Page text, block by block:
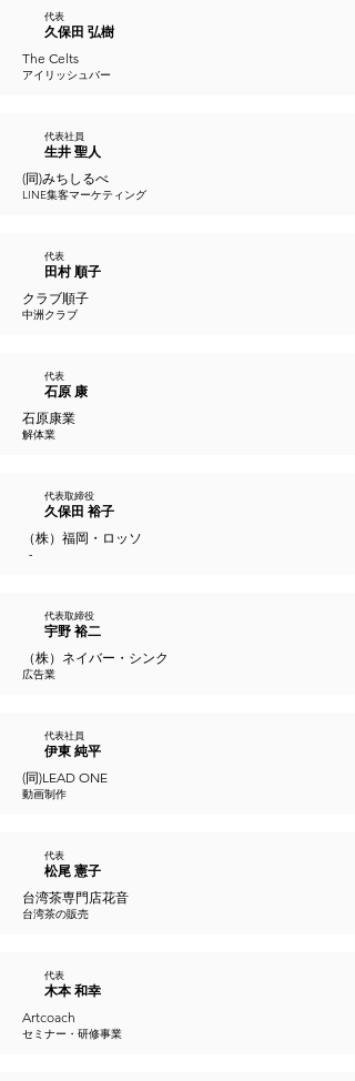
代表
久保田 弘樹
The Celts
アイリッシュバー
代表社員
生井 聖人
(同)みちしるべ
LINE集客マーケティング
代表
田村 順子
クラブ順子
中洲クラブ
代表
石原 康
石原康業
解体業
代表取締役
久保田 裕子
（株）福岡・ロッソ
​-​
代表取締役
宇野 裕二
（株）ネイバー・シンク
広告業
代表社員
伊東 純平
(同)LEAD ONE
動画制作
代表
松尾 憲子
台湾茶専門店花音
台湾茶の販売
代表
木本 和幸
Artcoach
セミナー・研修事業